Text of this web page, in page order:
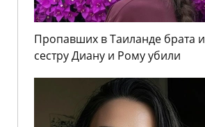
Пропавших в Таиланде брата и
сестру Диану и Рому убили